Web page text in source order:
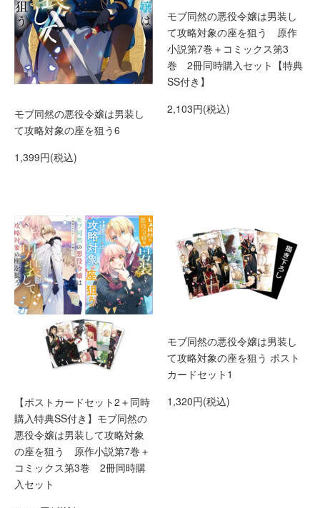
モブ同然の悪役令嬢は男装し
て攻略対象の座を狙う6
1,399円(税込)
モブ同然の悪役令嬢は男装し
て攻略対象の座を狙う 原作
小説第7巻＋コミックス第3
巻 2冊同時購入セット【特典
SS付き】
2,103円(税込)
【ポストカードセット2＋同時
購入特典SS付き】モブ同然の
悪役令嬢は男装して攻略対象
の座を狙う 原作小説第7巻＋
コミックス第3巻 2冊同時購
入セット
モブ同然の悪役令嬢は男装し
て攻略対象の座を狙う ポスト
カードセット1
1,320円(税込)